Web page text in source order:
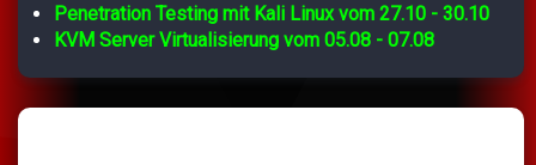
Penetration Testing mit Kali Linux vom 27.10 - 30.10
KVM Server Virtualisierung vom 05.08 - 07.08